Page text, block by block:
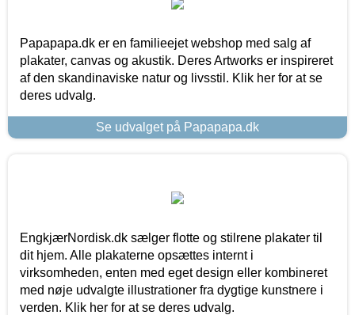
Papapapa.dk er en familieejet webshop med salg af
plakater, canvas og akustik. Deres Artworks er inspireret
af den skandinaviske natur og livsstil. Klik her for at se
deres udvalg.
Se udvalget på Papapapa.dk
EngkjærNordisk.dk sælger flotte og stilrene plakater til
dit hjem. Alle plakaterne opsættes internt i
virksomheden, enten med eget design eller kombineret
med nøje udvalgte illustrationer fra dygtige kunstnere i
verden. Klik her for at se deres udvalg.